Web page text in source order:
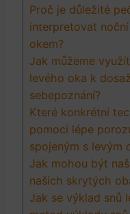
Proč je důležité
interpretovat
okem?
Jak můžeme
levého oka k
sebepoznání?
Které konkrétní
pomoci lépe
spojeným s levým
Jak mohou být
našich skrytých
Jak se výklad snů